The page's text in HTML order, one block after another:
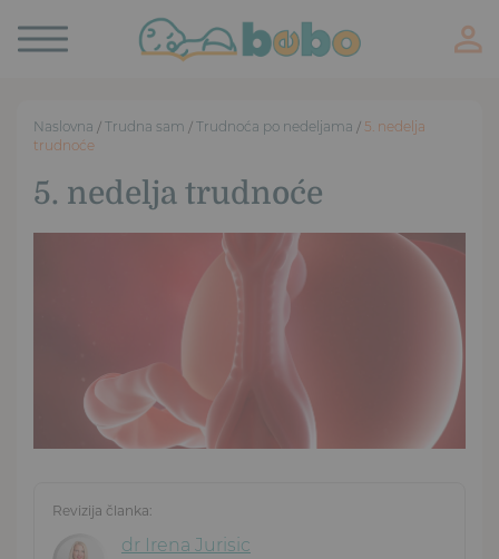
Toggle
navigation
Naslovna / Trudna sam / Trudnoća po nedeljama / 5. nedelja
trudnoće
5. nedelja trudnoće
Revizija članka:
dr Irena Jurisic